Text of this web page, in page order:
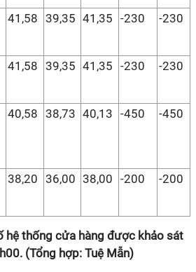
41,58 39,35 41,35 -230 -230
41,58 39,35 41,35 -230 -230
40,58 38,73 40,13 -450 -450
38,20 36,00 38,00 -200 -200
hệ thống cửa hàng được khảo sát
(Tổng hợp: Tuệ Mẫn)